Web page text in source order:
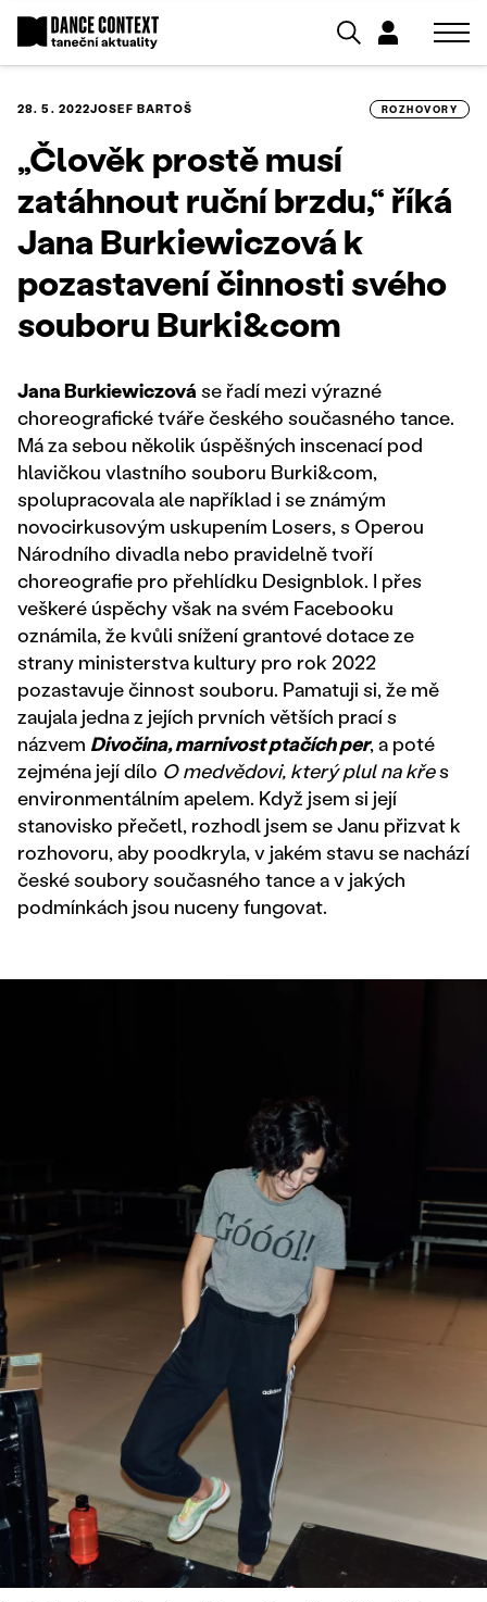
28. 5. 2022JOSEF BARTOŠ ROZHOVORY
„Člověk prostě musí
zatáhnout ruční brzdu,“ říká
Jana Burkiewiczová k
pozastavení činnosti svého
souboru Burki&com
Jana Burkiewiczová se řadí mezi výrazné
choreografické tváře českého současného tance.
Má za sebou několik úspěšných inscenací pod
hlavičkou vlastního souboru Burki&com,
spolupracovala ale například i se známým
novocirkusovým uskupením Losers, s Operou
Národního divadla nebo pravidelně tvoří
choreografie pro přehlídku Designblok. I přes
veškeré úspěchy však na svém Facebooku
oznámila, že kvůli snížení grantové dotace ze
strany ministerstva kultury pro rok 2022
pozastavuje činnost souboru. Pamatuji si, že mě
zaujala jedna z jejích prvních větších prací s
názvem Divočina, marnivost ptačích per, a poté
zejména její dílo O medvědovi, který plul na křes
environmentálním apelem. Když jsem si její
stanovisko přečetl, rozhodl jsem se Janu přizvat k
rozhovoru, aby poodkryla, v jakém stavu se nachází
české soubory současného tance a v jakých
podmínkách jsou nuceny fungovat.